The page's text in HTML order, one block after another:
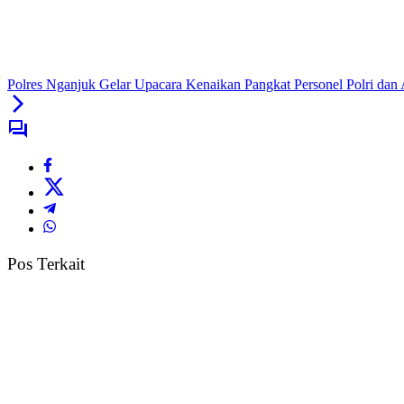
Polres Nganjuk Gelar Upacara Kenaikan Pangkat Personel Polri dan
Pos Terkait